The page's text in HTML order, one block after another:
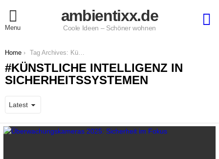
Menu
ambientixx.de
Coole Ideen – Schöner wohnen
You are here:
Home Tag Archives: Künstliche Intelligenz in Sicherheitssystemen
KÜNSTLICHE INTELLIGENZ IN
SICHERHEITSSYSTEMEN